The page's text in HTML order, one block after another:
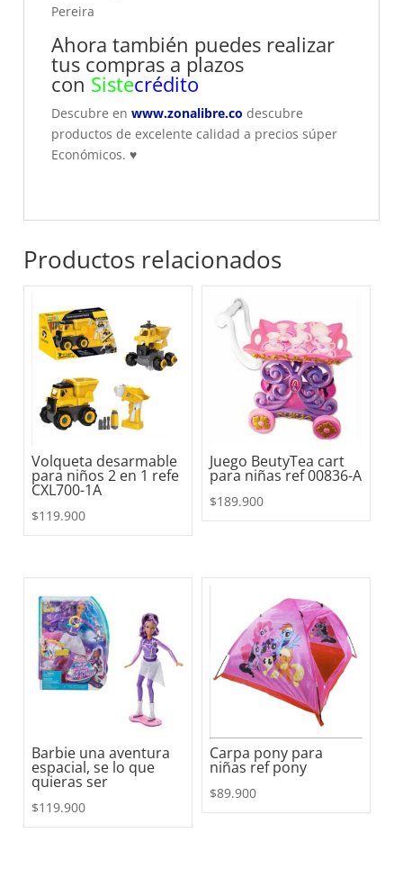
Pereira
Ahora también puedes realizar
tus compras a plazos
con Sistecrédito
Descubre en www.zonalibre.co descubre
productos de excelente calidad a precios súper
Económicos. ♥
Productos relacionados
Volqueta desarmable
para niños 2 en 1 refe
CXL700-1A
$119.900
Juego BeutyTea cart
para niñas ref 00836-A
$189.900
Barbie una aventura
espacial, se lo que
quieras ser
$119.900
Carpa pony para
niñas ref pony
$89.900